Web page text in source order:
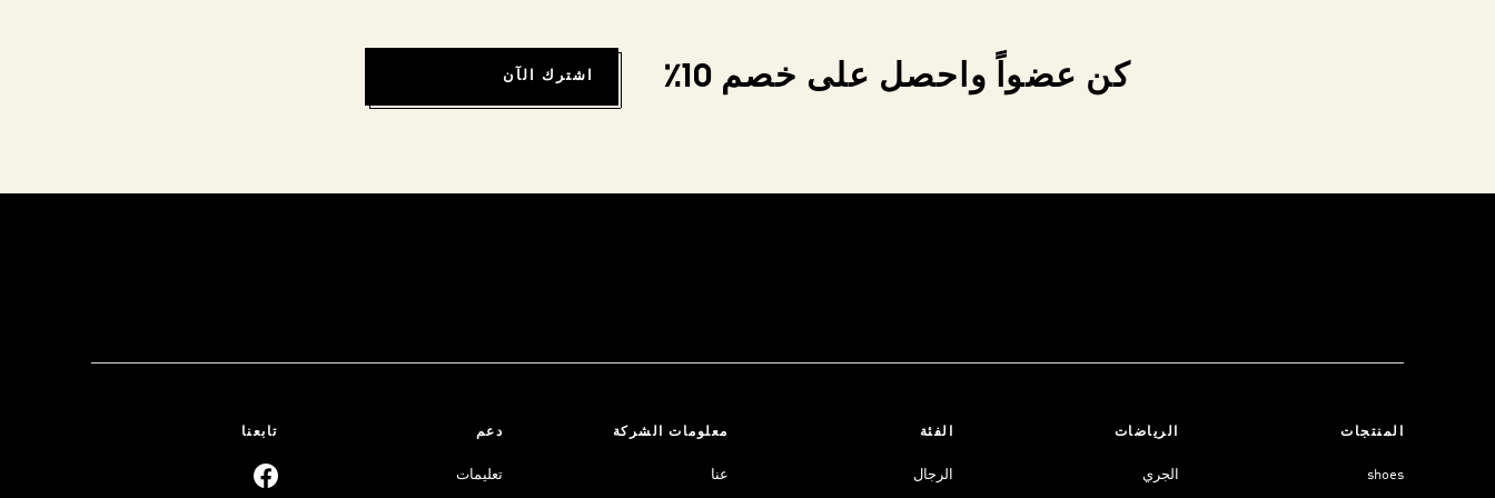
كن عضواً واحصل على خصم 10٪ اشترك الآن
المنتجات
shoes
الرياضات
الجري
الفئة
الرجال
معلومات الشركة
عنا
دعم
تعليمات
تابعنا